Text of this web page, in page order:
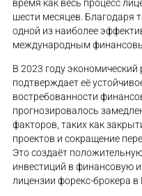
время как весь процесс
шести месяцев. Благодаря
одной из наиболее
международным
В 2023 году
подтверждает её
востребованности
прогнозировалось
факторов, таких как
проектов и сокращение
Это создаёт
инвестиций в финансовую
лицензии форекс-брокера в